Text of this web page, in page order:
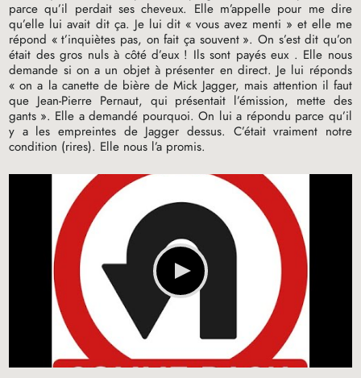
parce qu’il perdait ses cheveux. Elle m’appelle pour me dire
qu’elle lui avait dit ça. Je lui dit « vous avez menti » et elle me
répond « t’inquiètes pas, on fait ça souvent ». On s’est dit qu’on
était des gros nuls à côté d’eux ! Ils sont payés eux . Elle nous
demande si on a un objet à présenter en direct. Je lui réponds
« on a la canette de bière de Mick Jagger, mais attention il faut
que Jean-Pierre Pernaut, qui présentait l’émission, mette des
gants ». Elle a demandé pourquoi. On lui a répondu parce qu’il
y a les empreintes de Jagger dessus. C’était vraiment notre
condition (rires). Elle nous l’a promis.